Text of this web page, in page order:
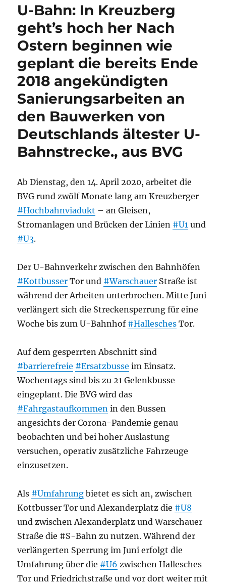
U-Bahn: In Kreuzberg
geht’s hoch her Nach
Ostern beginnen wie
geplant die bereits Ende
2018 angekündigten
Sanierungsarbeiten an
den Bauwerken von
Deutschlands ältester U-
Bahnstrecke., aus BVG
Ab Dienstag, den 14. April 2020, arbeitet die
BVG rund zwölf Monate lang am Kreuzberger
#Hochbahnviadukt ­– an Gleisen,
Stromanlagen und Brücken der Linien #U1 und
#U3.
Der U-Bahnverkehr zwischen den Bahnhöfen
#Kottbusser Tor und #Warschauer Straße ist
während der Arbeiten unterbrochen. Mitte Juni
verlängert sich die Streckensperrung für eine
Woche bis zum U-Bahnhof #Hallesches Tor.
Auf dem gesperrten Abschnitt sind
#barrierefreie #Ersatzbusse im Einsatz.
Wochentags sind bis zu 21 Gelenkbusse
eingeplant. Die BVG wird das
#Fahrgastaufkommen in den Bussen
angesichts der Corona-Pandemie genau
beobachten und bei hoher Auslastung
versuchen, operativ zusätzliche Fahrzeuge
einzusetzen.
Als #Umfahrung bietet es sich an, zwischen
Kottbusser Tor und Alexanderplatz die #U8
und zwischen Alexanderplatz und Warschauer
Straße die #S-Bahn zu nutzen. Während der
verlängerten Sperrung im Juni erfolgt die
Umfahrung über die #U6 zwischen Hallesches
Tor und Friedrichstraße und vor dort weiter mit